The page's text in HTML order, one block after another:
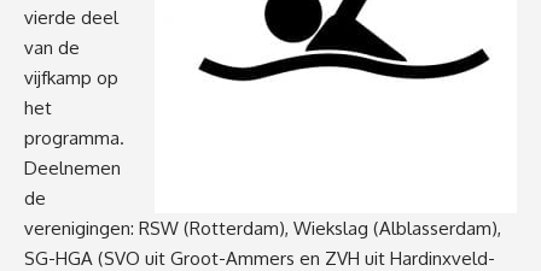
vierde deel
van de
vijfkamp op
het
programma.
Deelnemen
de
verenigingen: RSW (Rotterdam), Wiekslag (Alblasserdam),
SG-HGA (SVO uit Groot-Ammers en ZVH uit Hardinxveld-